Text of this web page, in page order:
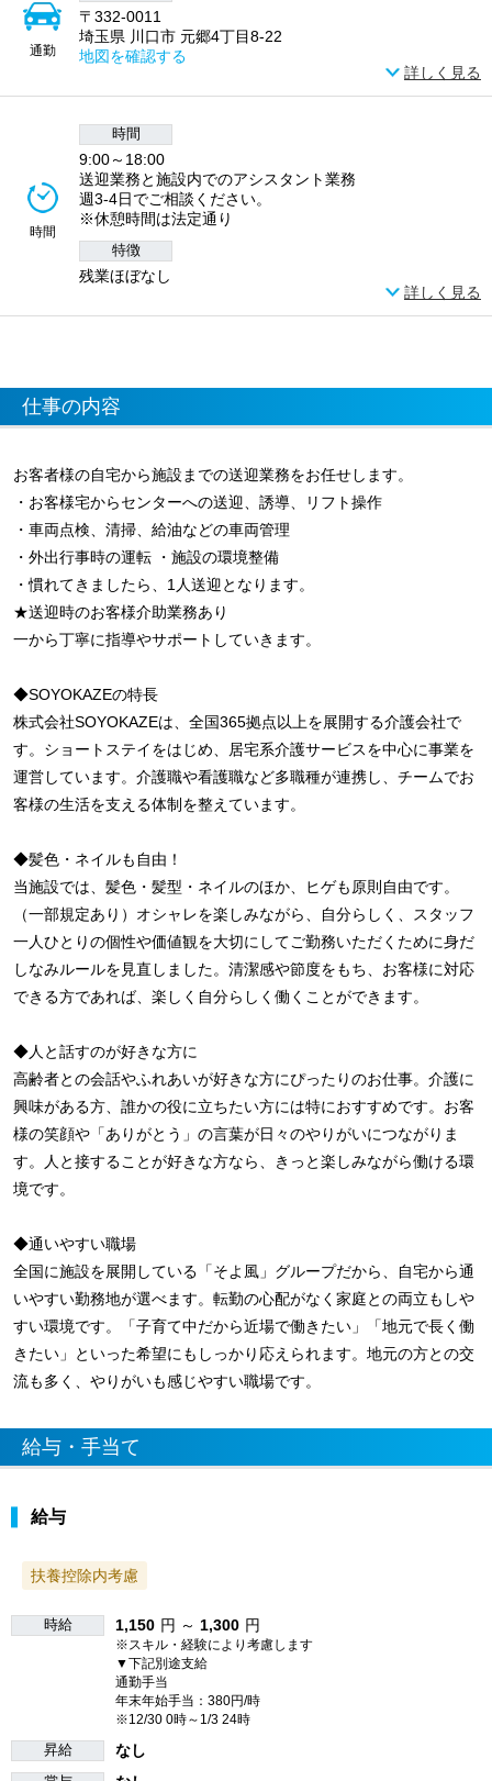
通勤
〒332-0011
埼玉県 川口市 元郷4丁目8-22
地図を確認する
詳しく見る
時間
時間
9:00～18:00
送迎業務と施設内でのアシスタント業務
週3-4日でご相談ください。
※休憩時間は法定通り
特徴
残業ほぼなし
詳しく見る
仕事の内容
お客者様の自宅から施設までの送迎業務をお任せします。
・お客様宅からセンターへの送迎、誘導、リフト操作
・車両点検、清掃、給油などの車両管理
・外出行事時の運転 ・施設の環境整備
・慣れてきましたら、1人送迎となります。
★送迎時のお客様介助業務あり
一から丁寧に指導やサポートしていきます。
◆SOYOKAZEの特長
株式会社SOYOKAZEは、全国365拠点以上を展開する介護会社で
す。ショートステイをはじめ、居宅系介護サービスを中心に事業を
運営しています。介護職や看護職など多職種が連携し、チームでお
客様の生活を支える体制を整えています。
◆髪色・ネイルも自由！
当施設では、髪色・髪型・ネイルのほか、ヒゲも原則自由です。
（一部規定あり）オシャレを楽しみながら、自分らしく、スタッフ
一人ひとりの個性や価値観を大切にしてご勤務いただくために身だ
しなみルールを見直しました。清潔感や節度をもち、お客様に対応
できる方であれば、楽しく自分らしく働くことができます。
◆人と話すのが好きな方に
高齢者との会話やふれあいが好きな方にぴったりのお仕事。介護に
興味がある方、誰かの役に立ちたい方には特におすすめです。お客
様の笑顔や「ありがとう」の言葉が日々のやりがいにつながりま
す。人と接することが好きな方なら、きっと楽しみながら働ける環
境です。
◆通いやすい職場
全国に施設を展開している「そよ風」グループだから、自宅から通
いやすい勤務地が選べます。転勤の心配がなく家庭との両立もしや
すい環境です。「子育て中だから近場で働きたい」「地元で長く働
きたい」といった希望にもしっかり応えられます。地元の方との交
流も多く、やりがいも感じやすい職場です。
給与・手当て
給与
扶養控除内考慮
時給 1,150 円 ～ 1,300 円
※スキル・経験により考慮します
▼下記別途支給
通勤手当
年末年始手当：380円/時
※12/30 0時～1/3 24時
昇給 なし